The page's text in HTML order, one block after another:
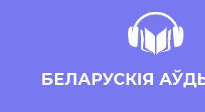
БЕЛАРУСКІЯ